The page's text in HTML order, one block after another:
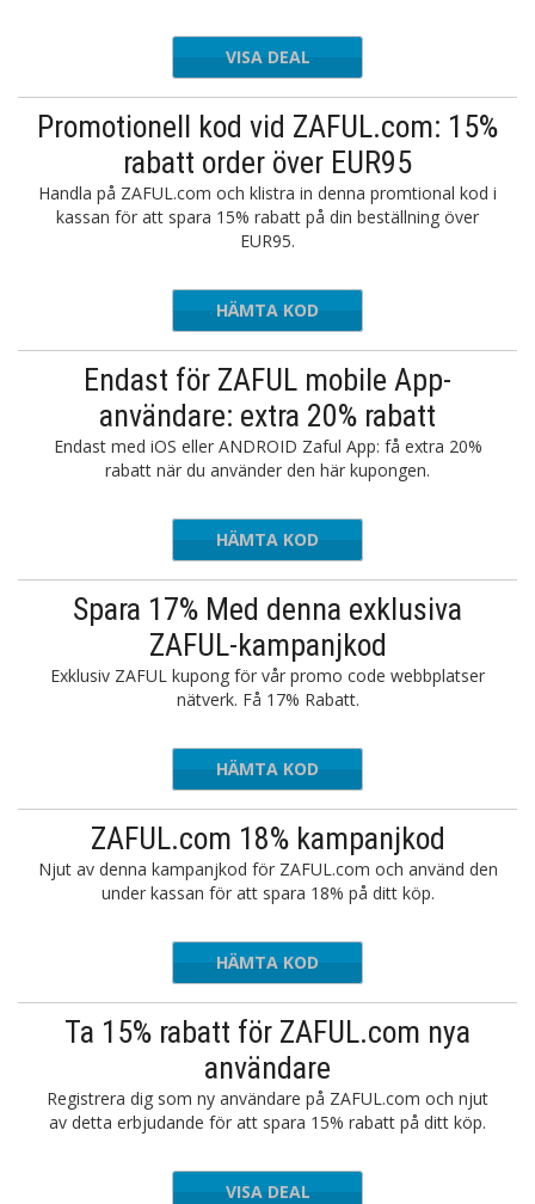
VISA DEAL
Promotionell kod vid ZAFUL.com: 15%
rabatt order över EUR95
Handla på ZAFUL.com och klistra in denna promtional kod i
kassan för att spara 15% rabatt på din beställning över
EUR95.
23BTS
HÄMTA KOD
Endast för ZAFUL mobile App-
användare: extra 20% rabatt
Endast med iOS eller ANDROID Zaful App: få extra 20%
rabatt när du använder den här kupongen.
AFULAPP
HÄMTA KOD
Spara 17% Med denna exklusiva
ZAFUL-kampanjkod
Exklusiv ZAFUL kupong för vår promo code webbplatser
nätverk. Få 17% Rabatt.
ZZFF
HÄMTA KOD
ZAFUL.com 18% kampanjkod
Njut av denna kampanjkod för ZAFUL.com och använd den
under kassan för att spara 18% på ditt köp.
SUN18
HÄMTA KOD
Ta 15% rabatt för ZAFUL.com nya
användare
Registrera dig som ny användare på ZAFUL.com och njut
av detta erbjudande för att spara 15% rabatt på ditt köp.
VISA DEAL